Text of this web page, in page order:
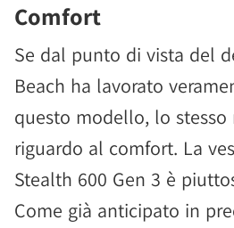
Comfort
Se dal punto di vista del
Beach ha lavorato
questo modello, lo
riguardo al comfort. La
Stealth 600 Gen 3 è
Come già anticipato in